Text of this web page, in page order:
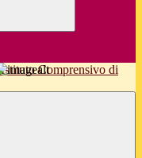
Istituto Comprensivo di